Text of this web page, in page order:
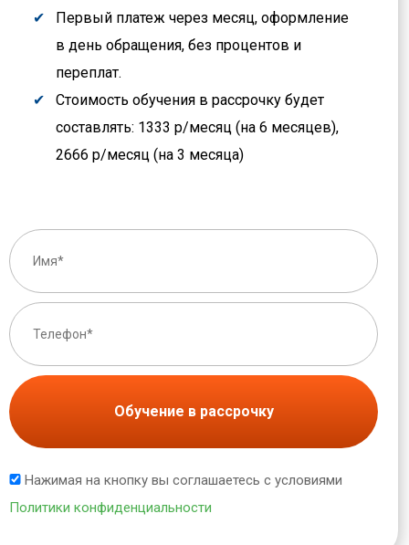
Первый платеж через месяц, оформление
в день обращения, без процентов и
переплат.
Стоимость обучения в рассрочку будет
составлять: 1333 р/месяц (на 6 месяцев),
2666 р/месяц (на 3 месяца)
Обучение в рассрочку
Нажимая на кнопку вы соглашаетесь с условиями
Политики конфиденциальности